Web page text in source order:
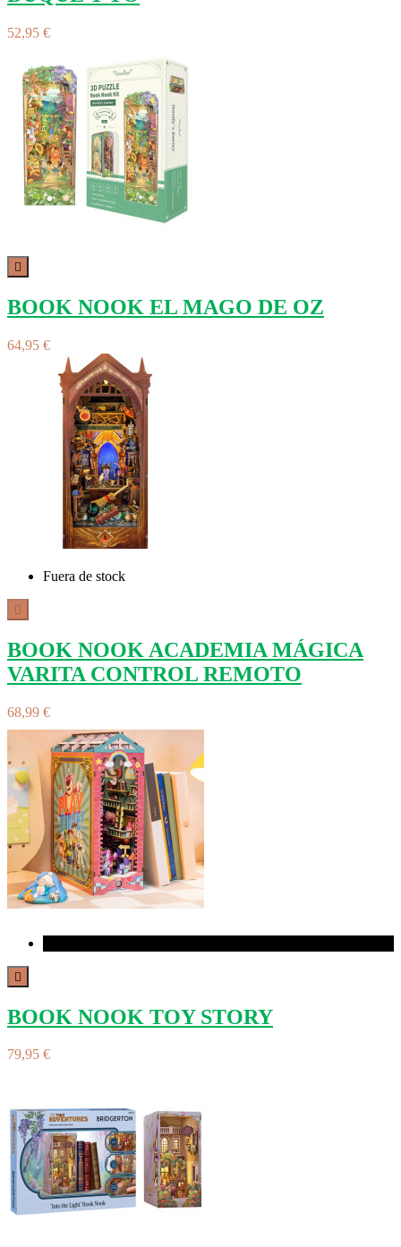
52,95 €

BOOK NOOK EL MAGO DE OZ
64,95 €
Fuera de stock

BOOK NOOK ACADEMIA MÁGICA
VARITA CONTROL REMOTO
68,99 €

BOOK NOOK TOY STORY
79,95 €